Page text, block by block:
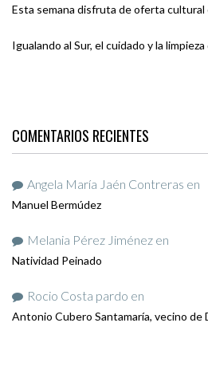
Esta semana disfruta de oferta cultural
Igualando al Sur, el cuidado y la
COMENTARIOS RECIENTES
Angela María Jaén Contreras en
Manuel Bermúdez
Melania Pérez Jiménez en
Natividad Peinado
Rocio Costa pardo en
Antonio Cubero Santamaría, vecino de